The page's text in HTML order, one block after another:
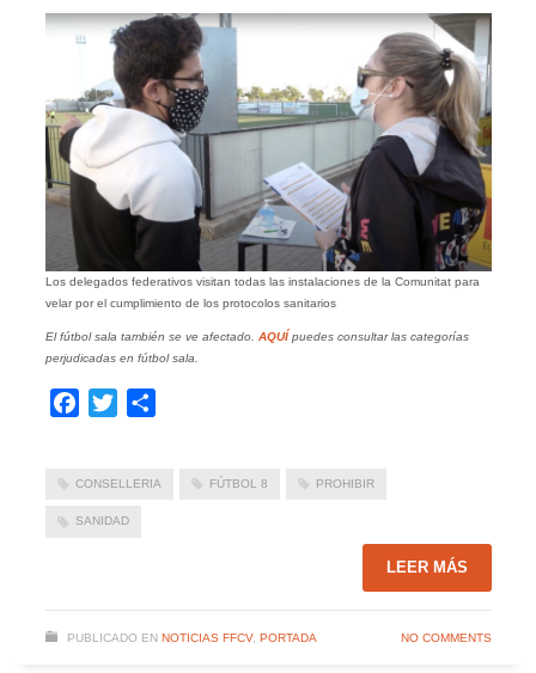
Los delegados federativos visitan todas las instalaciones de la Comunitat para
velar por el cumplimiento de los protocolos sanitarios
El fútbol sala también se ve afectado. AQUÍpuedes consultar las categorías
perjudicadas en fútbol sala.
Facebook
Twitter
CONSELLERIA FÚTBOL 8 PROHIBIR
SANIDAD
LEER MÁS
PUBLICADO EN NOTICIAS FFCV, PORTADA NO COMMENTS